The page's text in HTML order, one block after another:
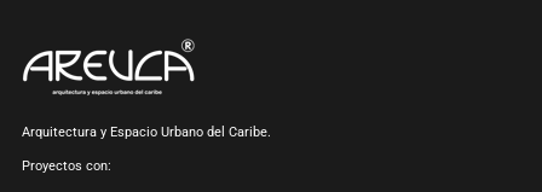
Arquitectura y Espacio Urbano del Caribe.
Proyectos con: